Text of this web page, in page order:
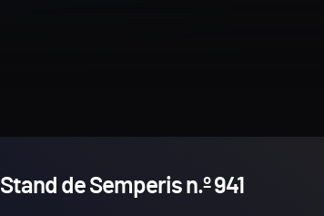
Stand de Semperis n.º 941